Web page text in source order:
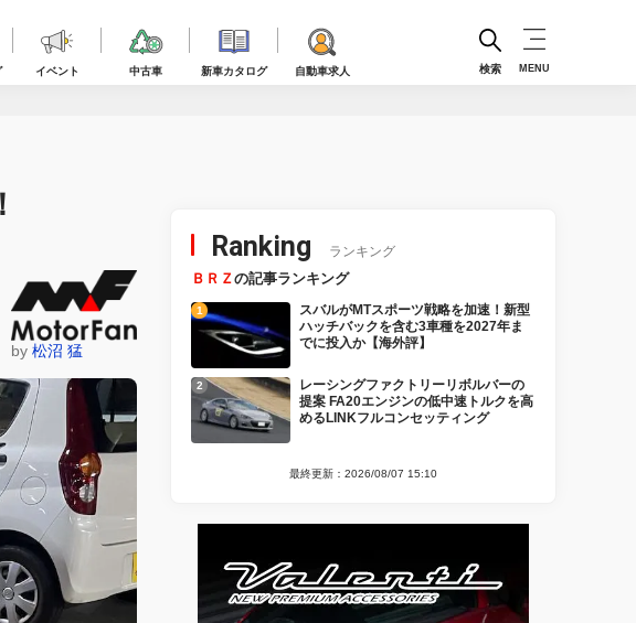
イベント 中古車 新車カタログ 自動車求人 検索 MENU
by 松沼 猛
Ranking ランキング
ＢＲＺの記事ランキング
スバルがMTスポーツ戦略を加速！新型
ハッチバックを含む3車種を2027年ま
でに投入か【海外評】
レーシングファクトリーリボルバーの
提案 FA20エンジンの低中速トルクを高
めるLINKフルコンセッティング
最終更新：2026/08/07 15:10